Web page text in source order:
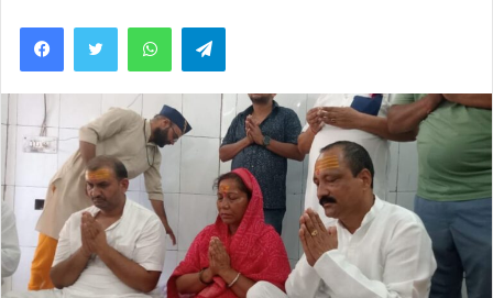
WhatsAppTelegram